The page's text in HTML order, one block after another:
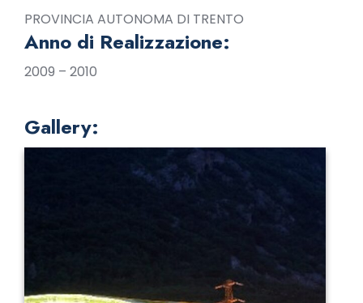
PROVINCIA AUTONOMA DI TRENTO
Anno di Realizzazione:
2009 – 2010
Gallery: